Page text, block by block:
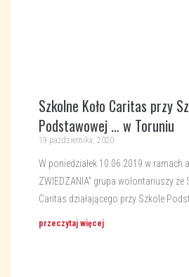
Szkolne Koło Caritas przy
Podstawowej … w Toruniu
19 października, 2020
W poniedziałek 10.06.2019 w ramach
ZWIEDZANIA” grupa wolontariuszy ze
Caritas działającego przy Szkole
przeczytaj więcej